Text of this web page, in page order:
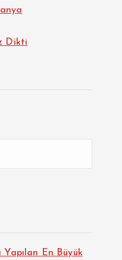
Dikti
En Büyük